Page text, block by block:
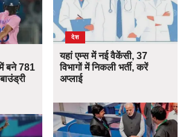
बने 781
देश
यहां एम्स में नई वैकेंसी, 37
विभागों में निकली भर्ती, करें
अप्लाई